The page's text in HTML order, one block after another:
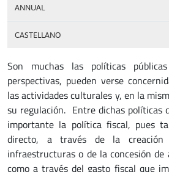
ANNUAL
CASTELLANO
Son muchas las políticas
perspectivas, pueden verse
las actividades culturales y, en la
su regulación. Entre dichas políticas
importante la política fiscal, pues
directo, a través de la creación
infraestructuras o de la concesión de
como a través del gasto fiscal que